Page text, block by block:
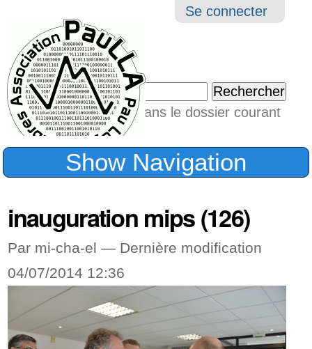
Outils
Se connecter
Chercher par
Seulement dans le dossier courant
Recherche
Show Navigation
inauguration mips (126)
Par mi-cha-el — Dernière modification
04/07/2014 12:36